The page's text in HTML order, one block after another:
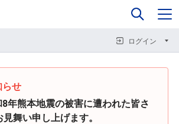
ログイン
0
らせ
熊本地震の被害に遭われた皆さ
舞い申し上げます。